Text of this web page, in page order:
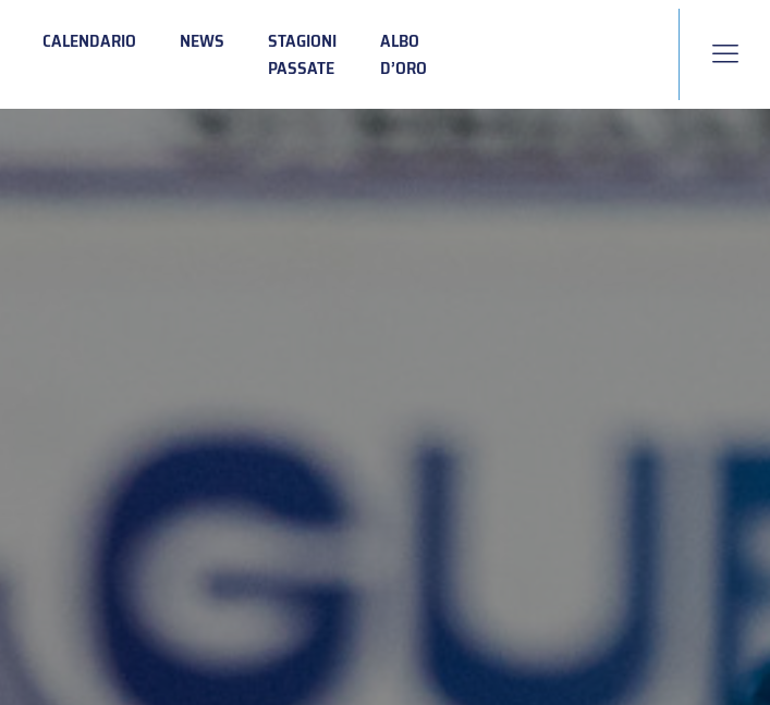
CALENDARIO NEWS
STAGIONI
PASSATE
ALBO
D’ORO